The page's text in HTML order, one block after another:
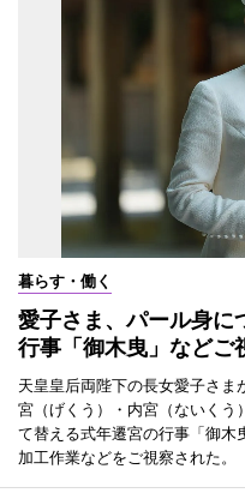
暮らす・働く
愛子さま、パール身
行事「御木曳」などご
天皇皇后両陛下の長女愛子さ
宮（げくう）・内宮（ないく
て替える式年遷宮の行事「御木
加工作業などをご視察された。